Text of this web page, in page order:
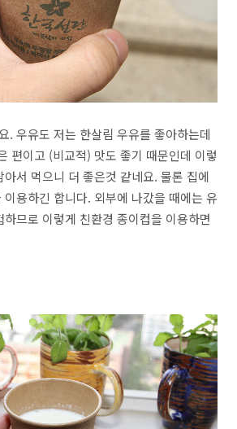
. 우유도 저는 한살림 우유를 좋아하는데
편이고 (비교적) 맛도 좋기 때문인데 이렇
서 먹으니 더 좋은것 같네요. 물론 집에
용하긴 합니다. 외부에 나갔을 때에는 유
므로 이렇게 친환경 종이컵을 이용하면